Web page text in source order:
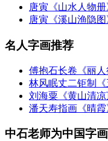
唐寅《山水人物
唐寅《溪山渔隐
名人字画推荐
傅抱石长卷《丽人
林风眠丈二钜制《
刘海粟《黄山清
潘天寿指画《晴霞
中石老师为中国字